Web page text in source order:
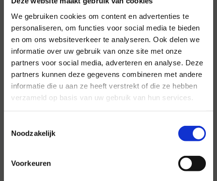
We gebruiken cookies om content en advertenties te
personaliseren, om functies voor social media te bieden
en om ons websiteverkeer te analyseren. Ook delen we
informatie over uw gebruik van onze site met onze
partners voor social media, adverteren en analyse. Deze
partners kunnen deze gegevens combineren met andere
informatie die u aan ze heeft verstrekt of die ze hebben
verzameld op basis van uw gebruik van hun services.
Noodzakelijk
Voorkeuren
Voor al uw evenementen en
partijen
Hansen Evenementen is uw partner voor
evenementen van groot tot klein.
Lees verder